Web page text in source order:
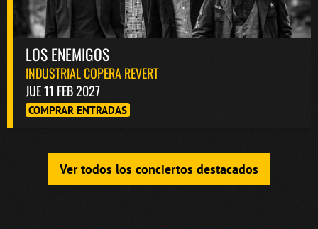
LOS ENEMIGOS
INDUSTRIAL COPERA REVERT
JUE 11 FEB 2027
COMPRAR ENTRADAS
Ver todos los conciertos destacados